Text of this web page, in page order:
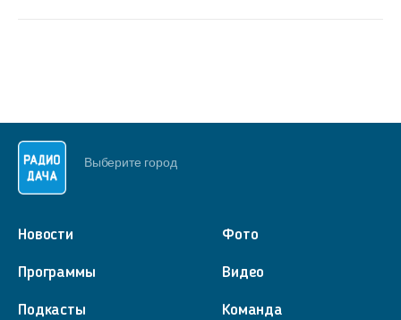
Выберите город
Новости
Программы
Подкасты
Фото
Видео
Команда